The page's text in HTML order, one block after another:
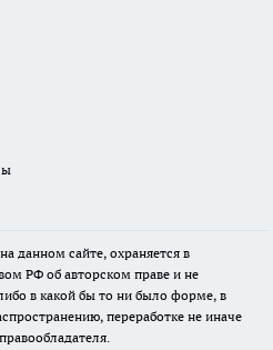
данном сайте, охраняется в
РФ об авторском праве и не
в какой бы то ни было форме, в
переработке не иначе